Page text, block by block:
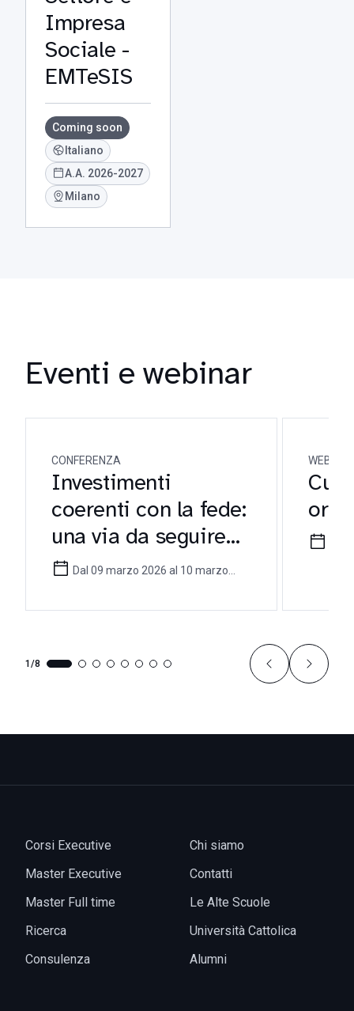
Impresa
Sociale -
EMTeSIS
Coming soon
Italiano
A.A. 2026-2027
Milano
Eventi e webinar
CONFERENZA
Investimenti
coerenti con la fede:
una via da seguire
per gli investitori
1/8
Corsi Executive
Master Executive
Master Full time
Ricerca
Consulenza
Chi siamo
Contatti
Le Alte Scuole
Università Cattolica
Alumni